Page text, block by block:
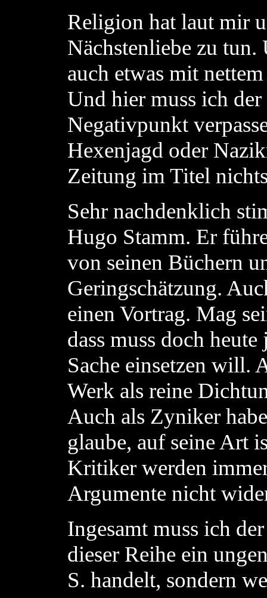
Religion hat laut mir
Nächstenliebe zu
auch etwas mit
Und hier muss ich
Negativpunkt
Hexenjagd oder
Zeitung im Titel
Sehr nachdenklich
Hugo Stamm. Er
von seinen Büchern
Geringschätzung.
einen Vortrag. Mag
dass muss doch
Sache einsetzen will.
Werk als reine
Auch als Zyniker
glaube, auf seine Art
Kritiker werden
Argumente nicht
Ingesamt muss ich
dieser Reihe ein
S. handelt, sondern